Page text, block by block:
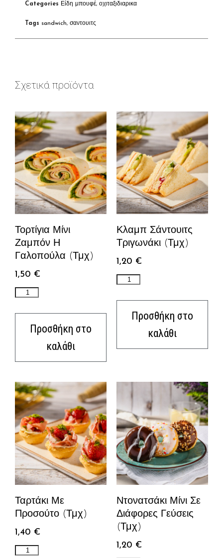
Categories Είδη μπουφέ, οχιταξιδιαρικα
Tags sandwich, σαντουιτς
Σχετικά προϊόντα
Τορτίγια Μίνι
Ζαμπόν Η
Γαλοπούλα (τμχ)
1,50 €
Προσθήκη στο
καλάθι
Κλαμπ Σάντουιτς
Τριγωνάκι (τμχ)
1,20 €
Προσθήκη στο
καλάθι
Ταρτάκι Με
Προσούτο (τμχ)
1,40 €
Ντονατσάκι Μίνι Σε
Διάφορες Γεύσεις
(τμχ)
1,20 €